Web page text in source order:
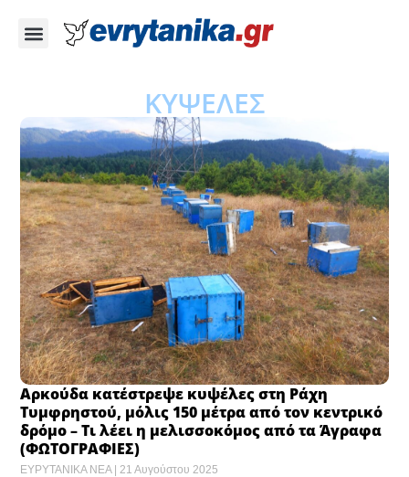
ΚΥΨΕΛΕΣ
Αρκούδα κατέστρεψε κυψέλες στη Ράχη
Τυμφρηστού, μόλις 150 μέτρα από τον κεντρικό
δρόμο – Τι λέει η μελισσοκόμος από τα Άγραφα
(ΦΩΤΟΓΡΑΦΙΕΣ)
ΕΥΡΥΤΑΝΙΚΑ ΝΕΑ 21 Αυγούστου 2025